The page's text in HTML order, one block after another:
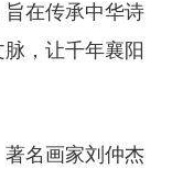
在传承中华诗
，让千年襄阳
名画家刘仲杰